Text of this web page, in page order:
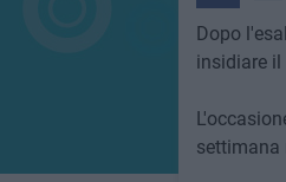
Dopo
insidiare il
settimana